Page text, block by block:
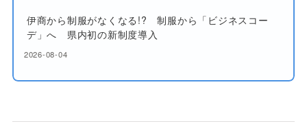
伊商から制服がなくなる!? 制服から「ビジネスコー
デ」へ 県内初の新制度導入
2026-08-04